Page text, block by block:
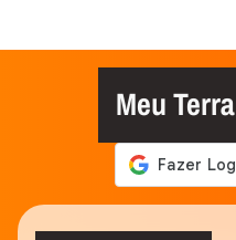
Meu Terra